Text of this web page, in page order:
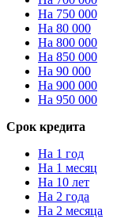
На 750 000
На 80 000
На 800 000
На 850 000
На 90 000
На 900 000
На 950 000
Срок кредита
На 1 год
На 1 месяц
На 10 лет
На 2 года
На 2 месяца